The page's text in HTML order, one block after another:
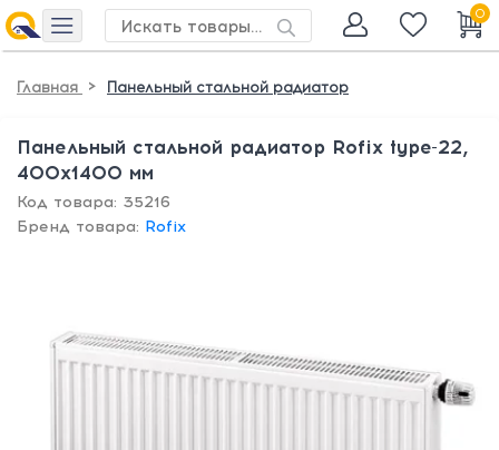
0
Главная > Панельный стальной радиатор
Панельный стальной радиатор Rofix type-22,
400х1400 мм
Код товара: 35216
Бренд товара: Rofix